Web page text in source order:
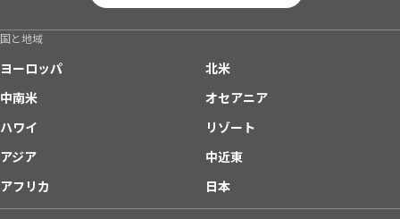
国と地域
ヨーロッパ
北米
中南米
オセアニア
ハワイ
リゾート
アジア
中近東
アフリカ
日本